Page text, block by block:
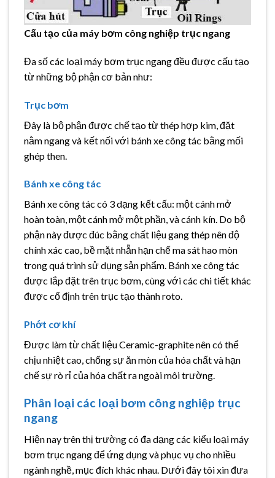
Cấu tạo của máy bơm công nghiệp trục ngang
Đa số các loại máy bơm trục ngang đều được cấu tạo
từ những bộ phận cơ bản như:
Trục bơm
Đây là bộ phận được chế tạo từ thép hợp kim, đặt
nằm ngang và kết nối với bánh xe công tác bằng mối
ghép then.
Bánh xe công tác
Bánh xe công tác có 3 dạng kết cấu: một cánh mở
hoàn toàn, một cánh mở một phần, và cánh kín. Do bộ
phận này được đúc bằng chất liệu gang thép nên độ
chính xác cao, bề mặt nhẵn hạn chế ma sát hao mòn
trong quá trình sử dụng sản phẩm. Bánh xe công tác
được lắp đặt trên trục bơm, cùng với các chi tiết khác
được cố định trên trục tạo thành roto.
Phớt cơ khí
Được làm từ chất liệu Ceramic-graphite nên có thể
chịu nhiệt cao, chống sự ăn mòn của hóa chất và hạn
chế sự rò rỉ của hóa chất ra ngoài môi trường.
Phân loại các loại bơm công nghiệp trục
ngang
Hiện nay trên thị trường có đa dạng các kiểu loại máy
bơm trục ngang để ứng dụng và phục vụ cho nhiều
ngành nghề, mục đích khác nhau. Dưới đây tôi xin đưa